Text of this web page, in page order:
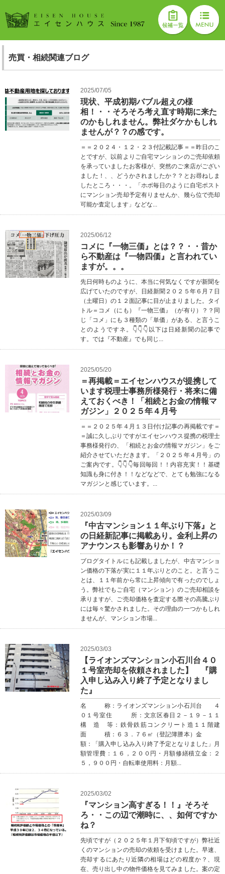
売買・相続関連ブログ
2025/07/05
現状、平成初期バブル超えの様
相！・・そろそろ考え直す時期に来た
のかもしれません。弊社ダケかもしれ
ませんが？？の感です。
＝＝２０２４・１２・２３付記載記事＝＝昨日のこ
とですが、以前よりご自宅マンションのご売却依頼
を承っていましたお客様が、突然のご来店がござい
ました！、、どうかされましたか？？とお尋ねしま
したところ・・・。「ホボ毎日のように自宅ポスト
にマンション売却予定有りませんか、幾ら位で売却
可能か査定します」などな...
2025/06/12
コメに『一物三価』とは？？・・昔か
ら不動産は『一物四価』と言われてい
ますが。。。
先日何時ものように、本当に何気なくですが新聞を
広げていたのですが、日経新聞２０２５年６月７日
（土曜日）の１２面記事に目が止まりました。タイ
トル＝コメ（にも）『一物三価』（が有り）？？同
じ「コメ」にも３種類の「単価」がある、と言うこ
とのようですネ。👇👇👇以下は日経新聞の記事で
す。では『不動産』でも同じ...
2025/05/20
＝再掲載＝エイセンハウスが提携して
います税理士事務所様発行・将来に備
えておくべき！「相続とお金の情報マ
ガジン」２０２５年４月号
＝＝２０２５年４月１３日付け記事の再掲載です＝
＝誠に久しぶりですがエイセンハウス提携の税理士
事務様発行の、「相続とお金の情報マガジン」をご
紹介させていただきます。「２０２５年４月号」の
ご案内です。👇👇👇毎回毎回！！内容充実！！基礎
知識も身に付き！！などなどで、とても勉強になる
マガジンと感じています。...
2025/03/09
『中古マンション１１年ぶり下落』と
の日経新記事に掲載あり。金利上昇の
アナウンスも影響ありか！？
ブログタイトルにも記載しましたが、中古マンショ
ン価格の下落が実に１１年ぶりとのこと。と言うこ
とは、１１年前から常に上昇傾向で有ったのでしょ
う。弊社でもご自宅（マンション）のご売却相談を
承りますが、ご売却価格を査定する際その高騰ぶり
には毎々驚かされました。その理由の一つかもしれ
ませんが、マンション市場...
2025/03/03
【ライオンズマンション小石川台４０
１号室売却を依頼されました】 『購
入申し込み入り終了予定となりまし
た』
名 称：ライオンズマンション小石川台 ４
０１号室住 所：文京区春日２－１９－１１
構 造 等：鉄骨鉄筋コンクリート造１１階建
面 積：６３．７６㎡（登記簿謄本）金
額：「購入申し込み入り終了予定となりました」月
額管理費：１６，２００円・月額修繕積立金：２
５，９００円・自転車使用料：月額...
2025/03/02
『マンション高すぎる！！』そろそ
ろ・・この辺で潮時に、、如何ですか
ね？
先頃ですが（２０２５年１月下旬頃ですが）弊社近
くのマンションの売却の依頼を受けました。早速、
売却するにあたり近隣の相場はどの程度か？、現
在、売り出し中の物件価格を見てみました。案の定